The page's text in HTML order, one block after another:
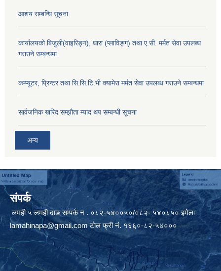
आशय सम्बन्धि सूचना
कार्यालयको बिजुली(वाइरिङ्ग), धारा (प्लाविङ्ग) तथा ए.सी. मर्मत सेवा उपलब्ध
गराउने सम्बन्धमा
कम्प्यूटर, प्रिन्टर तथा सि.सि.टि.भी क्यामेरा मर्मत सेवा उपलब्ध गराउने सम्बन्धमा
सार्वजनिक खरिद सम्झौता म्याद थप सम्बन्धी सूचना
अन्य
संपर्क
लमही ५ लमही दाङ सम्पर्क न . ०८२-५४००५०/०८२- ५४०८५० इमेलः
lamahinapa@gmail.comटाेल फ्री नं. १६६०-८२-५४०००